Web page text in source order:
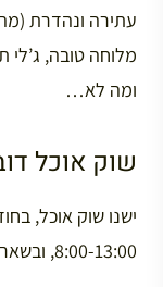
עתירה ונהדרת
מלוחה טובה, ג’לי
ומה לא…
שוק אוכל
ישנו שוק אוכל,
8:00-13:00, ובשאר עונות השנה בימי שלישי חמישי ושבת.